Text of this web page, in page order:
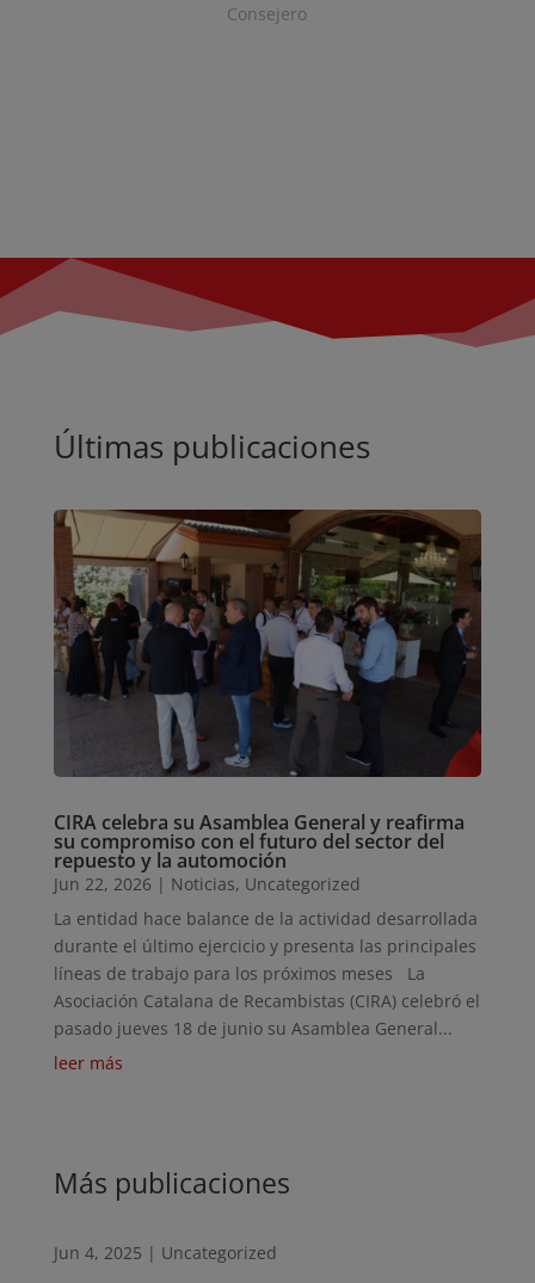
Consejero
Últimas publicaciones
CIRA celebra su Asamblea General y reafirma
su compromiso con el futuro del sector del
repuesto y la automoción
Jun 22, 2026 | Noticias, Uncategorized
La entidad hace balance de la actividad desarrollada
durante el último ejercicio y presenta las principales
líneas de trabajo para los próximos meses La
Asociación Catalana de Recambistas (CIRA) celebró el
pasado jueves 18 de junio su Asamblea General...
leer más
Más publicaciones
Jun 4, 2025 | Uncategorized